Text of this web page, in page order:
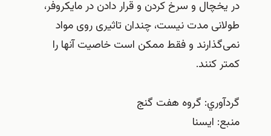
در یخچال و سرخ کردن و قرار دادن در مایکروفر،
طولانی مدت نیست، چندان تاثیری روی مواد
نمی‌گذارند و فقط ممکن است خاصیت آنها را
کمتر کنند.
گردآوري: گروه هفت گنج
منبع: ايسنا